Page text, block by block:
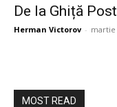
De la Ghiță
Herman Victorov - martie
MOST READ